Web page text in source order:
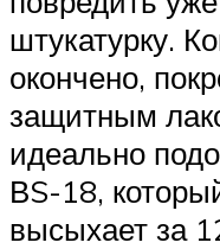
штукатурку.
окончено,
защитным
идеально
ВS-18,
высыхает за